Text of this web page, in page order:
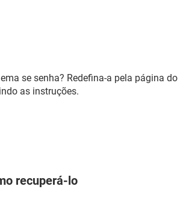
se senha? Redefina-a pela página do
as instruções.
recuperá-lo